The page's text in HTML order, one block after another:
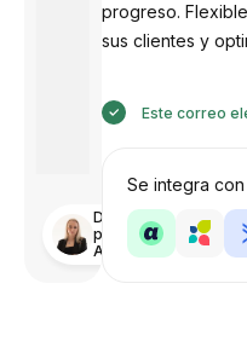
Diseñado
por
Anastasiia
progreso.
sus clientes y
Este correo
Se integra con